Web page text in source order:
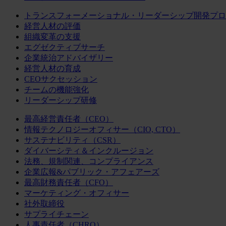
トランスフォーメーショナル・リーダーシップ開発プ
経営人材の評価
組織変革の支援
エグゼクティブサーチ
企業統治アドバイザリー
経営人材の育成
CEOサクセッション
チームの機能強化
リーダーシップ研修
最高経営責任者（CEO）
情報テクノロジーオフィサー（CIO, CTO）
サステナビリティ（CSR）
ダイバーシティ＆インクルージョン
法務、規制関連、コンプライアンス
企業広報&パブリック・アフェアーズ
最高財務責任者（CFO）
マーケティング・オフィサー
社外取締役
サプライチェーン